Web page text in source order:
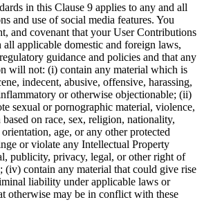
in this Clause 9 applies to any and all
and use of social media features. You
and covenant that your User Contributions
applicable domestic and foreign laws,
guidance and policies and that any
will not: (i) contain any material which is
indecent, abusive, offensive, harassing,
or otherwise objectionable; (ii)
sexual or pornographic material, violence,
on race, sex, religion, nationality,
age, or any other protected
or violate any Intellectual Property
publicity, privacy, legal, or other right of
(iv) contain any material that could give rise
liability under applicable laws or
otherwise may be in conflict with these